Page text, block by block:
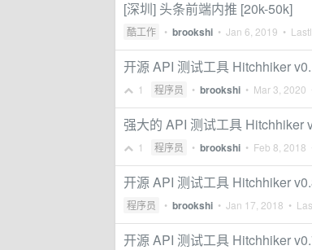
[深圳] 头条前端内推 [20k-50k]
酷工作 • brookshi • Jan 6, 2019 •
开源 API 测试工具 Hitchhiker
1 程序员 • brookshi • Mar 3, 2020
强大的 API 测试工具 Hitchhiker
1 程序员 • brookshi • Feb 8, 2018
开源 API 测试工具 Hitchhiker
程序员 • brookshi • Jan 17, 2018 •
开源 API 测试工具 Hitchhiker